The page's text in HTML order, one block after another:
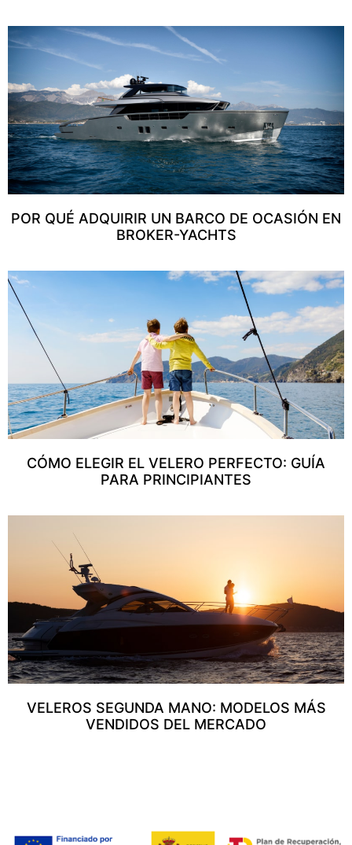
POR QUÉ ADQUIRIR UN BARCO DE OCASIÓN EN
BROKER-YACHTS
CÓMO ELEGIR EL VELERO PERFECTO: GUÍA
PARA PRINCIPIANTES
VELEROS SEGUNDA MANO: MODELOS MÁS
VENDIDOS DEL MERCADO